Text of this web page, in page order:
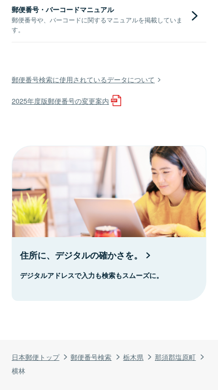
日本郵便トップ 郵便番号検索 栃木県
那須郡塩原町
横林
郵便番号・バーコードマニュアル
郵便番号や、バーコードに関するマニュアルを掲載していま
す。
郵便番号検索に使用されているデータについて
2025年度版郵便番号の変更案内
住所に、デジタルの確かさを。
デジタルアドレスで入力も検索もスムーズに。